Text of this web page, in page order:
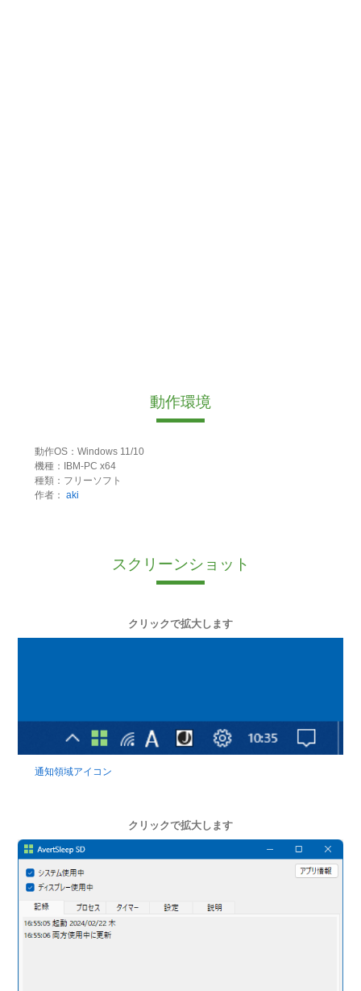
動作環境
動作OS：Windows 11/10
機種：IBM-PC x64
種類：フリーソフト
作者： aki
スクリーンショット
クリックで拡大します
通知領域アイコン
クリックで拡大します